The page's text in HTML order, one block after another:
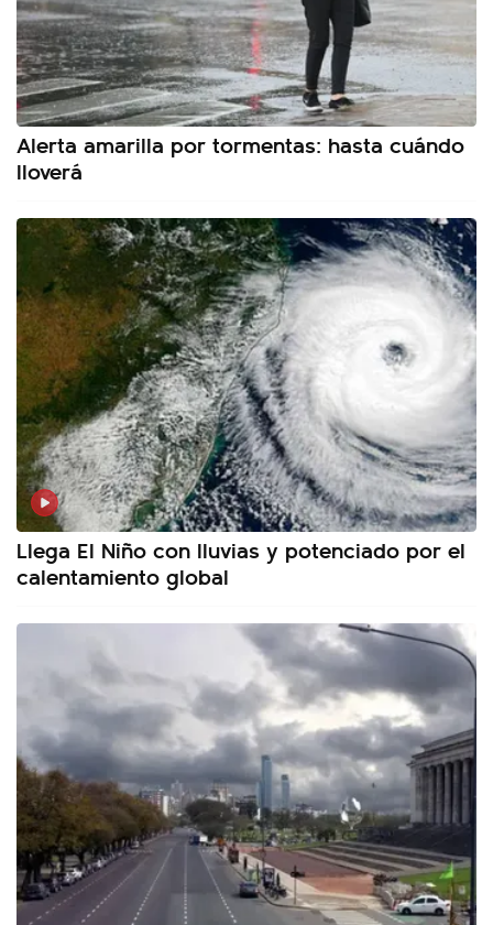
Alerta amarilla por tormentas: hasta cuándo
lloverá
Llega El Niño con lluvias y potenciado por el
calentamiento global